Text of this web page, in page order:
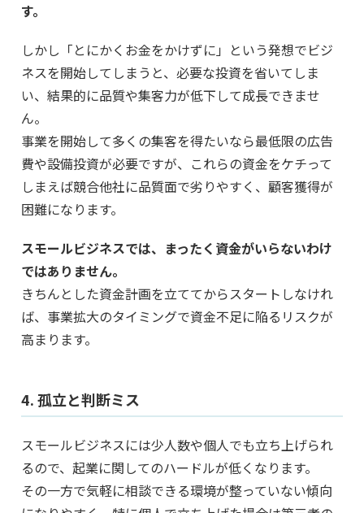
す。
しかし「とにかくお金をかけずに」という発想でビジ
ネスを開始してしまうと、必要な投資を省いてしま
い、結果的に品質や集客力が低下して成長できませ
ん。
事業を開始して多くの集客を得たいなら最低限の広告
費や設備投資が必要ですが、これらの資金をケチって
しまえば競合他社に品質面で劣りやすく、顧客獲得が
困難になります。
スモールビジネスでは、まったく資金がいらないわけ
ではありません。
きちんとした資金計画を立ててからスタートしなけれ
ば、事業拡大のタイミングで資金不足に陥るリスクが
高まります。
4. 孤立と判断ミス
スモールビジネスには少人数や個人でも立ち上げられ
るので、起業に関してのハードルが低くなります。
その一方で気軽に相談できる環境が整っていない傾向